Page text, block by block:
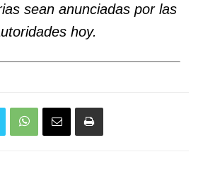
sean anunciadas por las
hoy.